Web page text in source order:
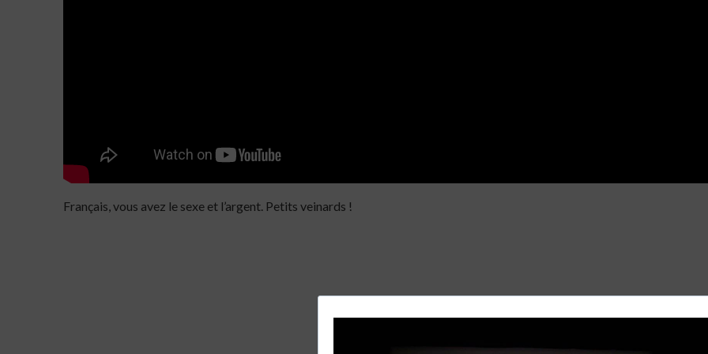
Français, vous avez le sexe et l’argent. Petits veinards !